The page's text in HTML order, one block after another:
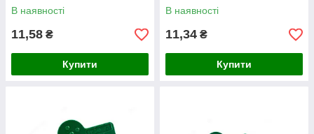
В наявності
11,58 ₴
Купити
В наявності
11,34 ₴
Купити